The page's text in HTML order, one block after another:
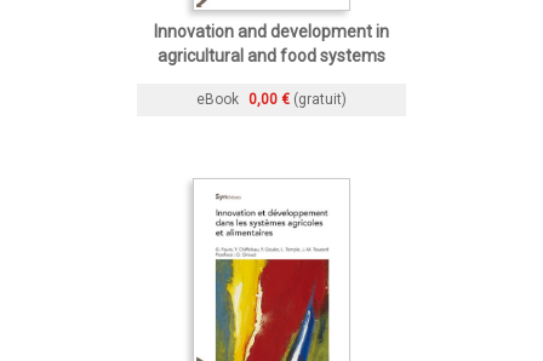
Innovation and development in
agricultural and food systems
eBook 0,00 € (gratuit)